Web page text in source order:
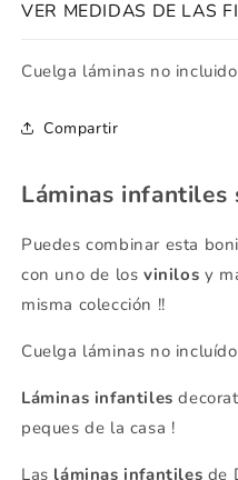
VER MEDIDAS DE LAS
Cuelga láminas no
Compartir
Láminas infantiles
Puedes combinar esta
con uno de los vinilos y
misma colección !!
Cuelga láminas no
Láminas infantiles
peques de la casa !
Las láminas infantiles de